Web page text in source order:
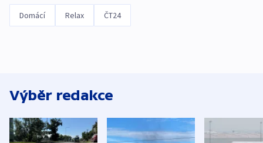
Domácí Relax ČT24
Výběr redakce